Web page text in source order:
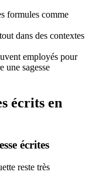
formules comme
dans des contextes
employés pour
une sagesse
écrits en
écrites
reste très